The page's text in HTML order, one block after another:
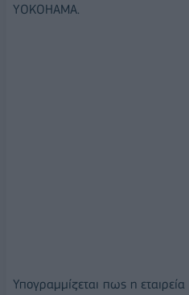
ΥΟΚΟΗΑΜΑ.
Υπογραμμίζεται πως η εταιρεία